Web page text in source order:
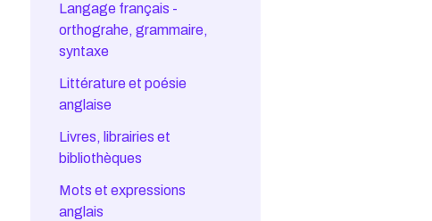
Langage français -
orthograhe, grammaire,
syntaxe
Littérature et poésie
anglaise
Livres, librairies et
bibliothèques
Mots et expressions
anglais